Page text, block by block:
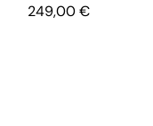
249,00€